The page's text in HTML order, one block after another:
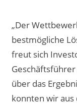
„Der
bestmögliche
freut sich
über das
konnten wir